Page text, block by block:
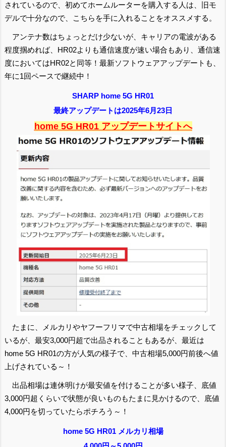
されているので、初めてホームルーターを購入する人は、旧モ
デルで十分なので、こちらを手に入れることをオススメする。
アンテナ数はちょっとだけ少ないが、キャリアの電波がある
程度掴めれば、HR02よりも通信速度が速い場合もあり、通信速
度においてはHR02と同等！最新ソフトウェアアップデートも、
年に1回ペースで継続中！
SHARP home 5G HR01
最終アップデートは2025年6月23日
home 5G HR01 アップデートサイトへ
たまに、メルカリやヤフーフリマで中古相場をチェックして
いるが、最安3,000円超で出品されることもあるが、最近は
home 5G HR01の方が人気の様子で、中古相場5,000円前後へ値
上げされている～！
出品相場は連休明けが最安値を付けることが多い様子、底値
3,000円超くらいで状態が良いものもたまに見かけるので、底値
4,000円を切っていたらポチろう～！
home 5G HR01 メルカリ相場